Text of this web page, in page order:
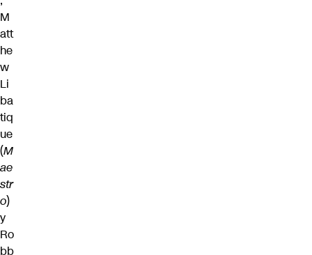
M
att
he
w
Li
ba
tiq
ue
(M
ae
str
o)
y
Ro
bb